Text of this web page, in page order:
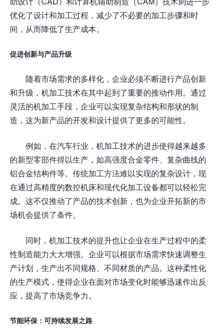
优化了设计和加工过程，减少了不必要的加工步骤和时
间，从而降低了生产成本。
促进创新与产品升级
随着市场需求的多样化，企业必须不断进行产品创新
和升级，机加工技术在其中起到了重要的推动作用。通过
灵活的机加工手段，企业可以实现复杂结构和形状的制
造，这为新产品的开发和设计提供了更多的可能性。
例如，在汽车行业，机加工技术的进步使得越来越多
的新型零部件得以生产，如高强度合金零件、复杂曲线的
铝合金结构件等。传统加工方法难以实现的复杂设计，现
在通过高精度的数控机床和现代化加工设备都可以轻松完
成。这不仅推动了产品的技术创新，也为企业开拓新的市
场机会提供了条件。
同时，机加工技术的提升也让企业在生产过程中的柔
性制造能力大大增强。企业可以根据市场需求快速调整生
产计划，生产出不同规格、不同材质的产品。这种柔性化
的生产模式，使得企业在面对市场变化时能够迅速作出反
应，提高了市场竞争力。
节能环保：可持续发展之路